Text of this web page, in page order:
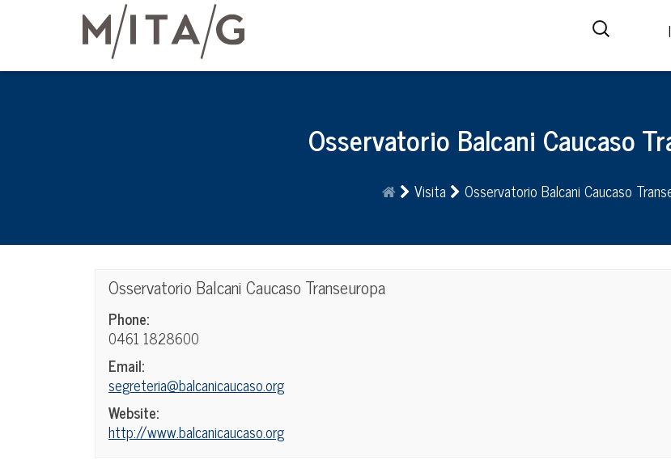
Osservatorio Balcani Caucaso
Visita Osservatorio Balcani Caucaso
Osservatorio Balcani Caucaso Transeuropa
Phone:
0461 1828600
Email:
segreteria@balcanicaucaso.org
Website:
http://www.balcanicaucaso.org